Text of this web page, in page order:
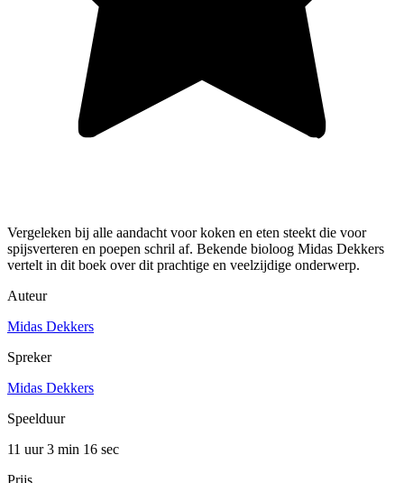
Vergeleken bij alle aandacht voor koken en eten steekt die voor
spijsverteren en poepen schril af. Bekende bioloog Midas Dekkers
vertelt in dit boek over dit prachtige en veelzijdige onderwerp.
Auteur
Midas Dekkers
Spreker
Midas Dekkers
Speelduur
11 uur 3 min 16 sec
Prijs